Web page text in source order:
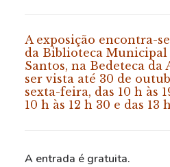
A exposição encontra-
da Biblioteca
Santos, na Bedeteca da
ser vista até 30 de
sexta-feira, das 10 h às
10 h às 12 h 30 e das 13
A entrada é gratuita.